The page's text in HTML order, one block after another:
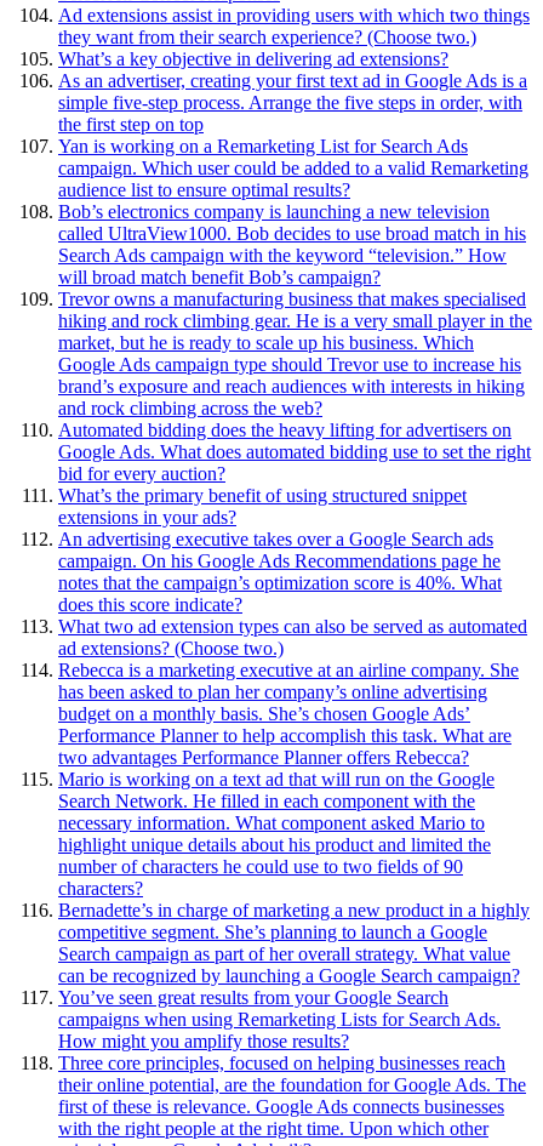
Ad extensions assist in providing users with which two things
they want from their search experience? (Choose two.)
What’s a key objective in delivering ad extensions?
As an advertiser, creating your first text ad in Google Ads is a
simple five-step process. Arrange the five steps in order, with
the first step on top
Yan is working on a Remarketing List for Search Ads
campaign. Which user could be added to a valid Remarketing
audience list to ensure optimal results?
Bob’s electronics company is launching a new television
called UltraView1000. Bob decides to use broad match in his
Search Ads campaign with the keyword “television.” How
will broad match benefit Bob’s campaign?
Trevor owns a manufacturing business that makes specialised
hiking and rock climbing gear. He is a very small player in the
market, but he is ready to scale up his business. Which
Google Ads campaign type should Trevor use to increase his
brand’s exposure and reach audiences with interests in hiking
and rock climbing across the web?
Automated bidding does the heavy lifting for advertisers on
Google Ads. What does automated bidding use to set the right
bid for every auction?
What’s the primary benefit of using structured snippet
extensions in your ads?
An advertising executive takes over a Google Search ads
campaign. On his Google Ads Recommendations page he
notes that the campaign’s optimization score is 40%. What
does this score indicate?
What two ad extension types can also be served as automated
ad extensions? (Choose two.)
Rebecca is a marketing executive at an airline company. She
has been asked to plan her company’s online advertising
budget on a monthly basis. She’s chosen Google Ads’
Performance Planner to help accomplish this task. What are
two advantages Performance Planner offers Rebecca?
Mario is working on a text ad that will run on the Google
Search Network. He filled in each component with the
necessary information. What component asked Mario to
highlight unique details about his product and limited the
number of characters he could use to two fields of 90
characters?
Bernadette’s in charge of marketing a new product in a highly
competitive segment. She’s planning to launch a Google
Search campaign as part of her overall strategy. What value
can be recognized by launching a Google Search campaign?
You’ve seen great results from your Google Search
campaigns when using Remarketing Lists for Search Ads.
How might you amplify those results?
Three core principles, focused on helping businesses reach
their online potential, are the foundation for Google Ads. The
first of these is relevance. Google Ads connects businesses
with the right people at the right time. Upon which other